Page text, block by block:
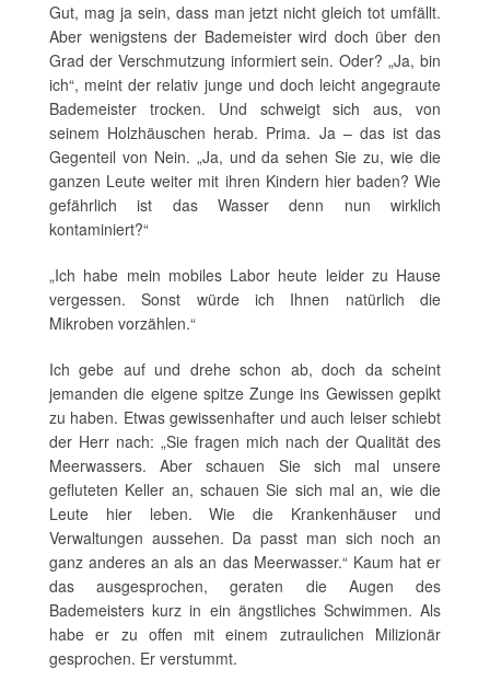
Gut, mag ja sein, dass man jetzt nicht gleich tot umfällt.
Aber wenigstens der Bademeister wird doch über den
Grad der Verschmutzung informiert sein. Oder? „Ja, bin
ich“, meint der relativ junge und doch leicht angegraute
Bademeister trocken. Und schweigt sich aus, von
seinem Holzhäuschen herab. Prima. Ja – das ist das
Gegenteil von Nein. „Ja, und da sehen Sie zu, wie die
ganzen Leute weiter mit ihren Kindern hier baden? Wie
gefährlich ist das Wasser denn nun wirklich
kontaminiert?“
„Ich habe mein mobiles Labor heute leider zu Hause
vergessen. Sonst würde ich Ihnen natürlich die
Mikroben vorzählen.“
Ich gebe auf und drehe schon ab, doch da scheint
jemanden die eigene spitze Zunge ins Gewissen gepikt
zu haben. Etwas gewissenhafter und auch leiser schiebt
der Herr nach: „Sie fragen mich nach der Qualität des
Meerwassers. Aber schauen Sie sich mal unsere
gefluteten Keller an, schauen Sie sich mal an, wie die
Leute hier leben. Wie die Krankenhäuser und
Verwaltungen aussehen. Da passt man sich noch an
ganz anderes an als an das Meerwasser.“ Kaum hat er
das ausgesprochen, geraten die Augen des
Bademeisters kurz in ein ängstliches Schwimmen. Als
habe er zu offen mit einem zutraulichen Milizionär
gesprochen. Er verstummt.